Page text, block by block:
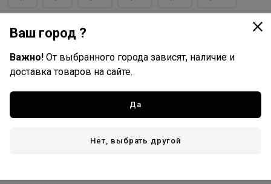
Все товары бренда
Россия - страна бренда
Ваш город ?
Важно! От выбранного города зависят, наличие и
доставка товаров на сайте.
Да
Нет, выбрать другой